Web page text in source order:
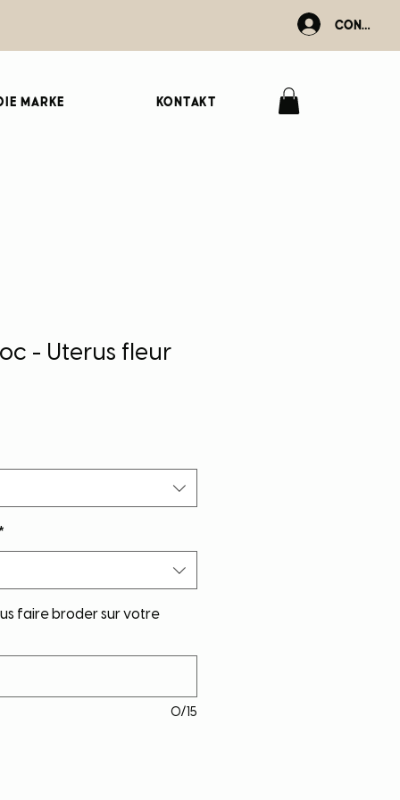
Marke Kontakt
- Uterus fleur
faire broder sur votre
0/15